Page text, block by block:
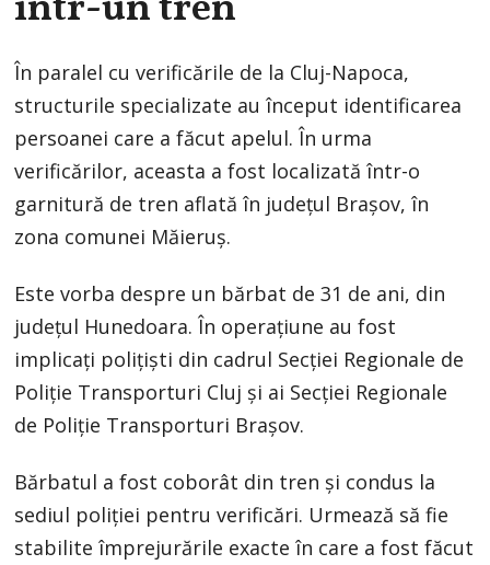
În paralel cu verificările de la Cluj-Napoca,
structurile specializate au început identificarea
persoanei care a făcut apelul. În urma
verificărilor, aceasta a fost localizată într-o
garnitură de tren aflată în județul Brașov, în
zona comunei Măieruș.
Este vorba despre un bărbat de 31 de ani, din
județul Hunedoara. În operațiune au fost
implicați polițiști din cadrul Secției Regionale de
Poliție Transporturi Cluj și ai Secției Regionale
de Poliție Transporturi Brașov.
Bărbatul a fost coborât din tren și condus la
sediul poliției pentru verificări. Urmează să fie
stabilite împrejurările exacte în care a fost făcut